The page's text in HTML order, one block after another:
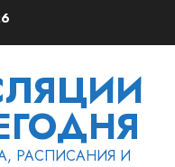
РАСПИСАНИЯ И